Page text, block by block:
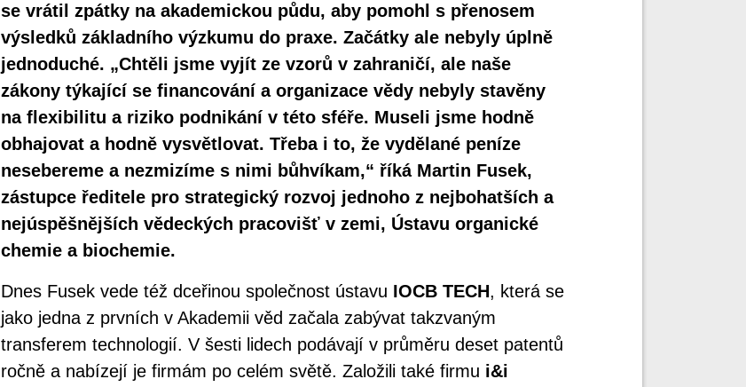
se vrátil zpátky na akademickou půdu, aby pomohl s přenosem
výsledků základního výzkumu do praxe. Začátky ale nebyly úplně
jednoduché. „Chtěli jsme vyjít ze vzorů v zahraničí, ale naše
zákony týkající se financování a organizace vědy nebyly stavěny
na flexibilitu a riziko podnikání v této sféře. Museli jsme hodně
obhajovat a hodně vysvětlovat. Třeba i to, že vydělané peníze
nesebereme a nezmizíme s nimi bůhvíkam,“ říká Martin Fusek,
zástupce ředitele pro strategický rozvoj jednoho z nejbohatších a
nejúspěšnějších vědeckých pracovišť v zemi, Ústavu organické
chemie a biochemie.
Dnes Fusek vede též dceřinou společnost ústavu IOCB TECH, která se
jako jedna z prvních v Akademii věd začala zabývat takzvaným
transferem technologií. V šesti lidech podávají v průměru deset patentů
ročně a nabízejí je firmám po celém světě. Založili také firmu i&i